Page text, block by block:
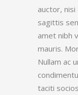
auctor,
sagittis
amet nibh
mauris.
Nullam ac
taciti